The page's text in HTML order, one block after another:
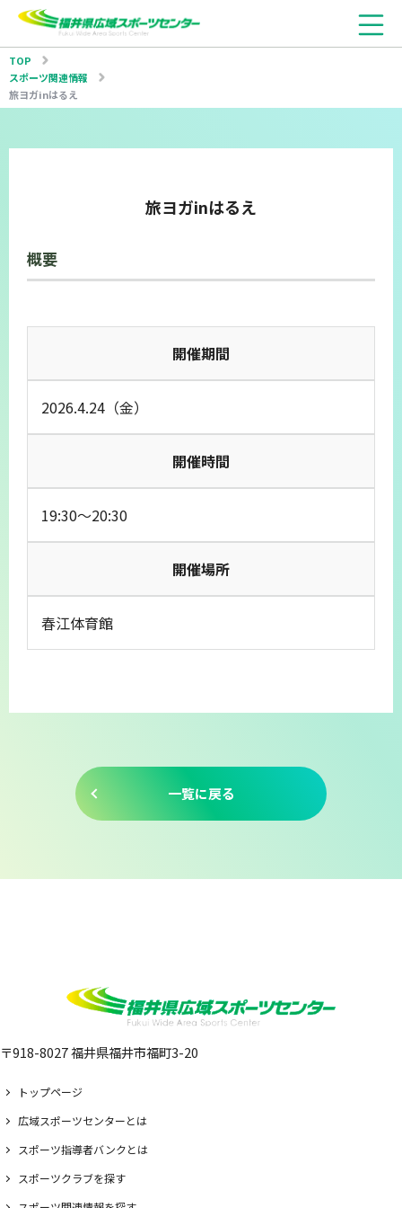
TOP
スポーツ関連情報
旅ヨガinはるえ
旅ヨガinはるえ
概要
開催期間
2026.4.24（金）
開催時間
19:30～20:30
開催場所
春江体育館
一覧に戻る
〒918-8027 福井県福井市福町3-20
トップページ
広域スポーツセンターとは
スポーツ指導者バンクとは
スポーツクラブを探す